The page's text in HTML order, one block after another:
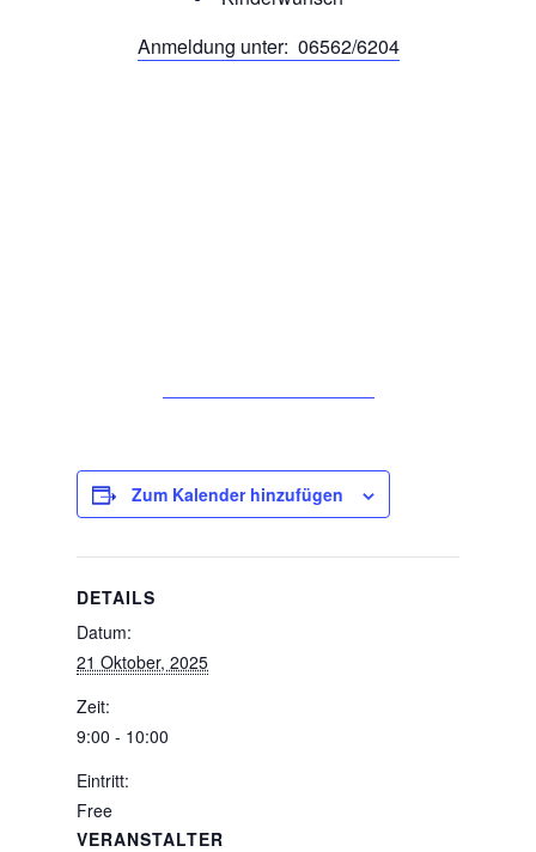
Anmeldung unter: 06562/6204
Zum Kalender hinzufügen
DETAILS
Datum:
21 Oktober, 2025
Zeit:
9:00 - 10:00
Eintritt:
Free
VERANSTALTER